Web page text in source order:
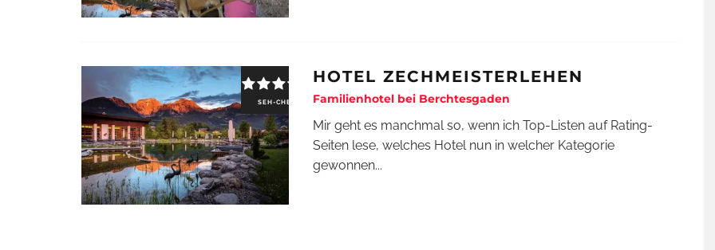
SEH-CHECK
HOTEL ZECHMEISTERLEHEN
Familienhotel bei Berchtesgaden
Mir geht es manchmal so, wenn ich Top-Listen auf Rating-
Seiten lese, welches Hotel nun in welcher Kategorie
gewonnen...